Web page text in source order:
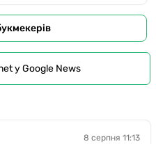
у Google News
8 серпня 11:13